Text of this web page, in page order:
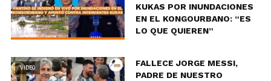
KUKAS POR INUNDACIONES
EN EL KONGOURBANO: “ES
LO QUE QUIEREN”
VIDEO
FALLECE JORGE MESSI,
PADRE DE NUESTRO